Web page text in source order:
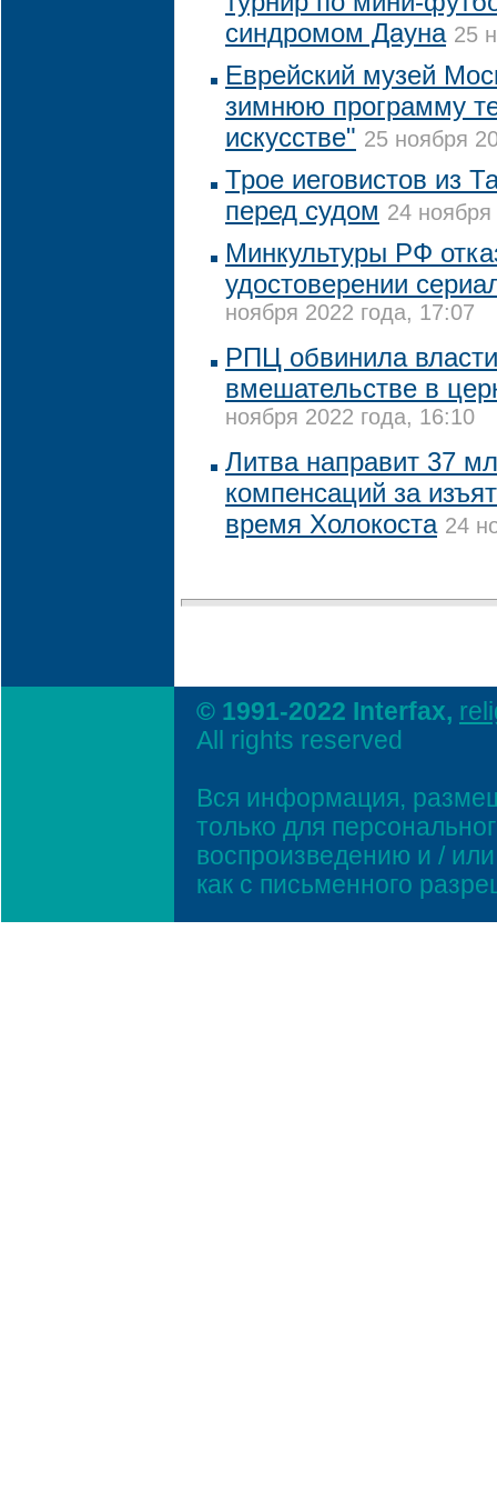
синдромом Дауна 25
Еврейский музей
зимнюю программу
искусстве" 25 ноября
Трое иеговистов из
перед судом 24
Минкультуры РФ
удостоверении
ноября 2022 года, 17:07
РПЦ обвинила
вмешательстве в
ноября 2022 года, 16:10
Литва направит 37
компенсаций за
время Холокоста 24
© 1991-2022 Interfax,
All rights reserved
Вся информация,
только для
воспроизведению и /
как с письменного